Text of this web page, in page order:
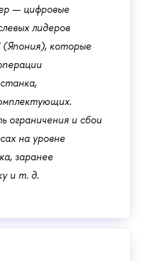
— цифровые
лидеров
(Япония), которые
ограничения и сбои
на уровне
заранее
и т. д.